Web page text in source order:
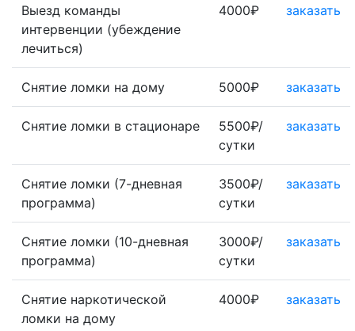
Выезд команды
интервенции (убеждение
лечиться)
4000₽ заказать
Снятие ломки на дому 5000₽ заказать
Снятие ломки в стационаре
5500₽/
сутки
заказать
Снятие ломки (7-дневная
программа)
3500₽/
сутки
заказать
Снятие ломки (10-дневная
программа)
3000₽/
сутки
заказать
Снятие наркотической
ломки на дому
4000₽ заказать